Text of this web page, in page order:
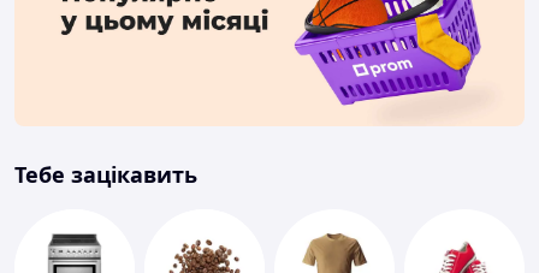
Тебе зацікавить